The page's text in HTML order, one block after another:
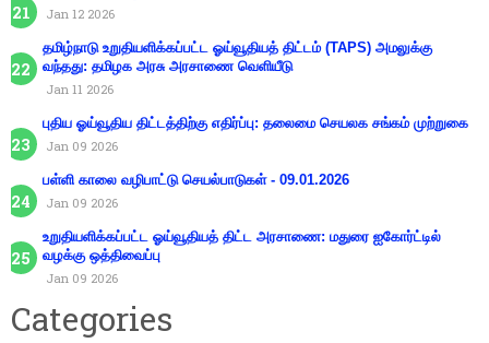
Jan 12 2026
தமிழ்நாடு உறுதியளிக்கப்பட்ட ஓய்வூதியத் திட்டம் (TAPS) அமலுக்கு
வந்தது: தமிழக அரசு அரசாணை வெளியீடு
Jan 11 2026
புதிய ஓய்வூதிய திட்டத்திற்கு எதிர்ப்பு: தலைமை செயலக சங்கம் முற்றுகை
Jan 09 2026
பள்ளி காலை வழிபாட்டு செயல்பாடுகள் - 09.01.2026
Jan 09 2026
உறுதியளிக்கப்பட்ட ஓய்வூதியத் திட்ட அரசாணை: மதுரை ஐகோர்ட்டில்
வழக்கு ஒத்திவைப்பு
Jan 09 2026
Categories